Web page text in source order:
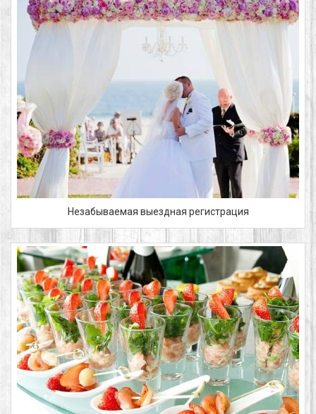
Незабываемая выездная регистрация